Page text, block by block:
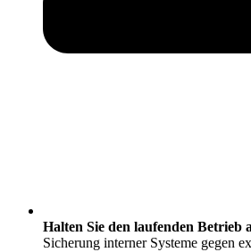
Halten Sie den laufenden Betrieb
Sicherung interner Systeme gegen